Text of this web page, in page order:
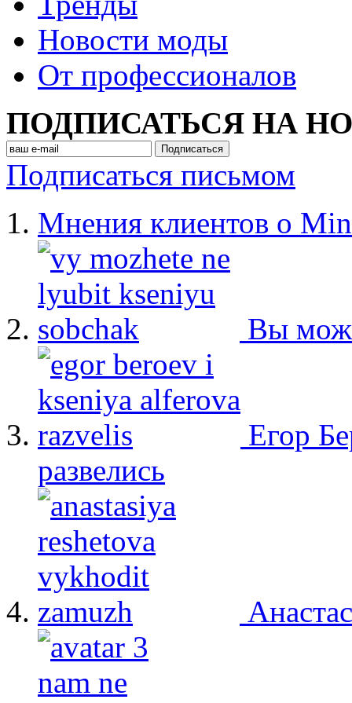
Новости моды
От профессионалов
ПОДПИСАТЬСЯ НА
Подписаться письмом
Мнения клиентов о
Вы
Егор
развелись